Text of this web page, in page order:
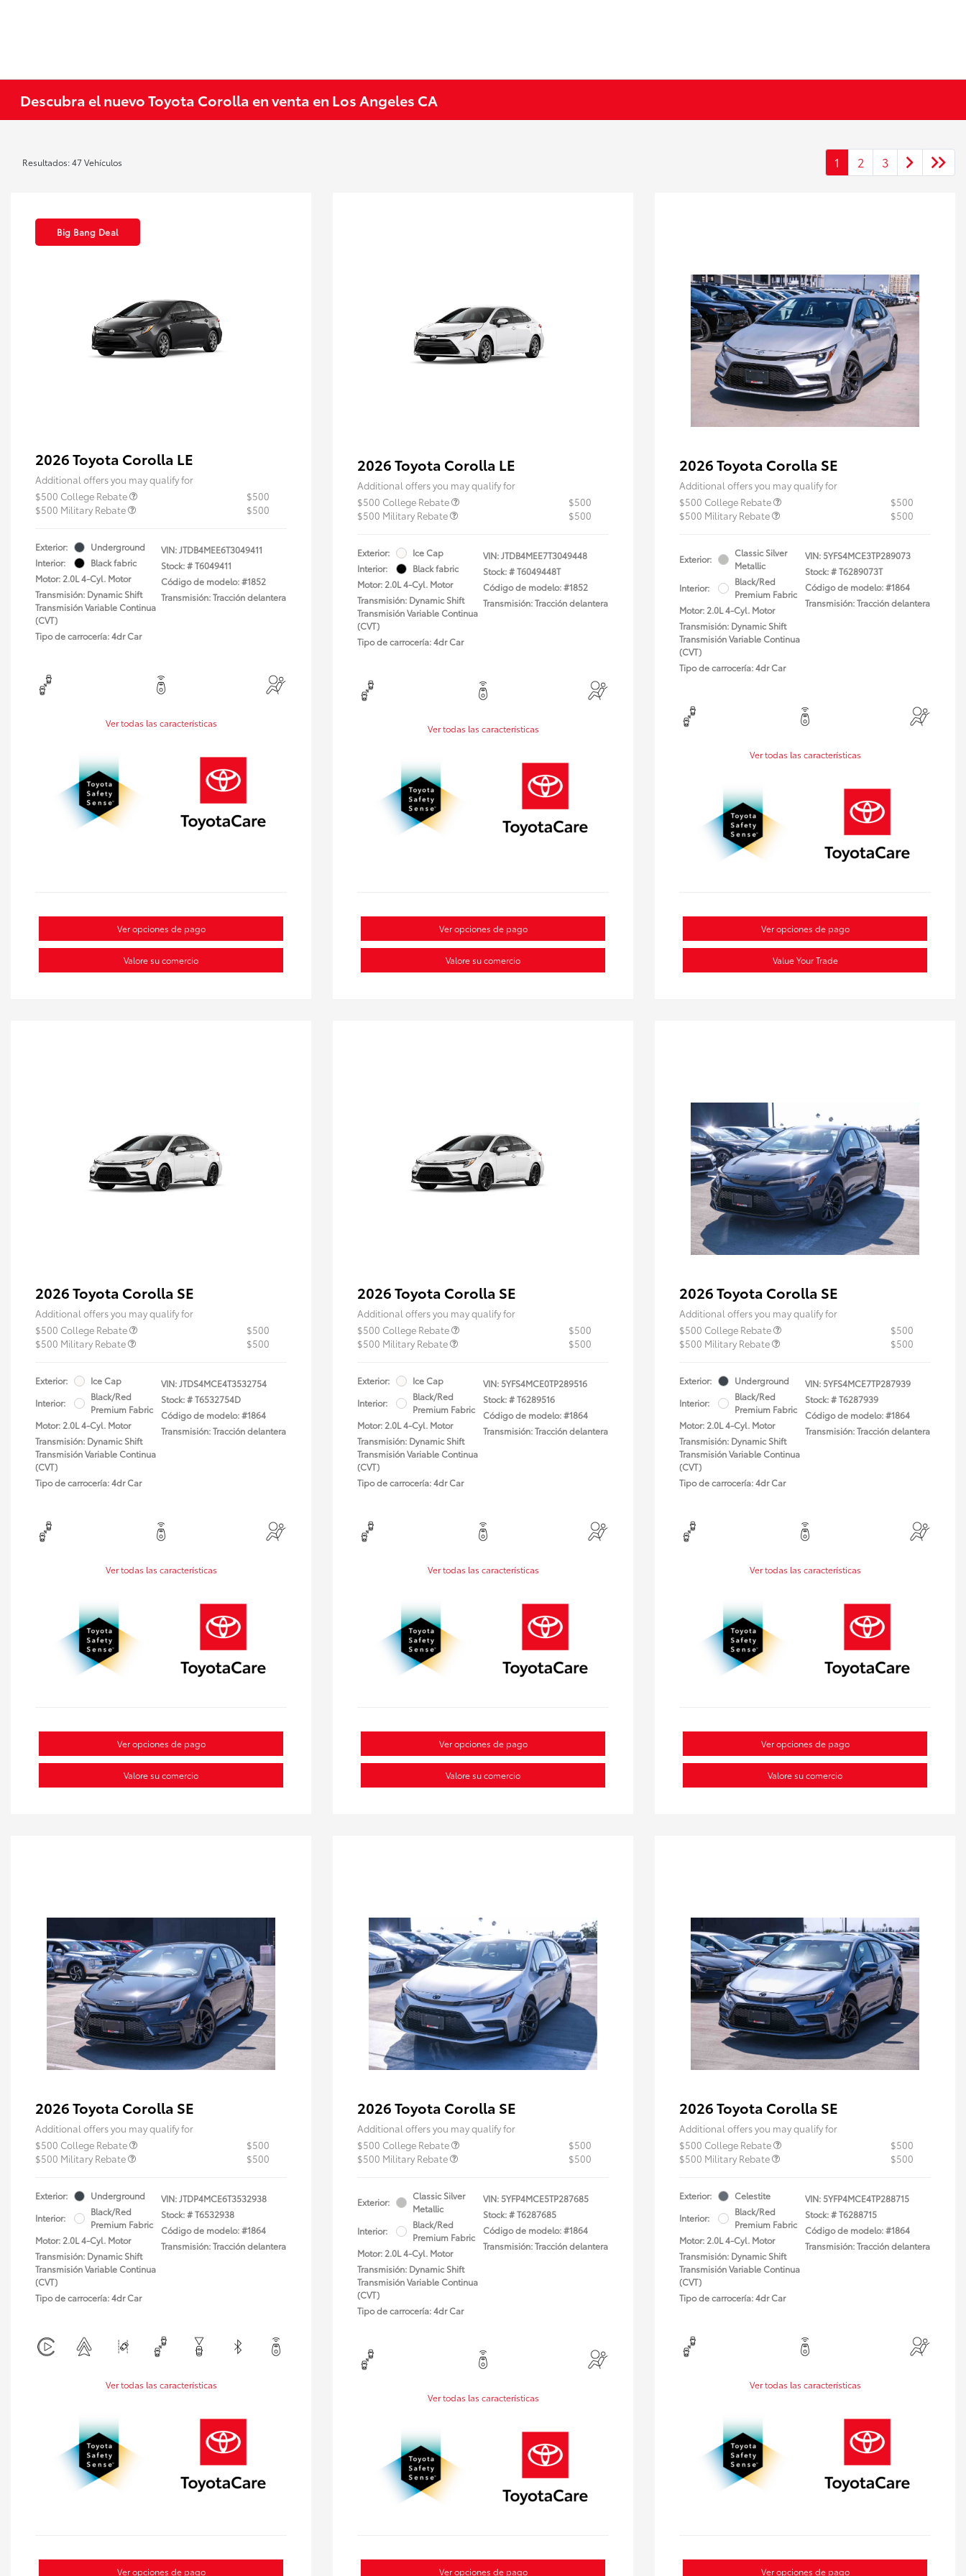
Descubra el nuevo Toyota Corolla en venta en Los Angeles CA
Resultados: 47 Vehículos 1 2 3
Big Bang Deal
2026 Toyota Corolla LE
Additional offers you may qualify for
$500 College Rebate
$500
$500 Military Rebate
$500
Exterior:
Underground
Interior:
Black fabric
Motor: 2.0L 4-Cyl. Motor
Transmisión: Dynamic Shift
Transmisión Variable Continua
(CVT)
Tipo de carrocería: 4dr Car
VIN:JTDB4MEE6T3049411
Stock: #T6049411
Código de modelo: #1852
Transmisión: Tracción delantera
Ver todas las características
Ver opciones de pago
Valore su comercio
2026 Toyota Corolla LE
Additional offers you may qualify for
$500 College Rebate
$500
$500 Military Rebate
$500
Exterior:
Ice Cap
Interior:
Black fabric
Motor: 2.0L 4-Cyl. Motor
Transmisión: Dynamic Shift
Transmisión Variable Continua
(CVT)
Tipo de carrocería: 4dr Car
VIN:JTDB4MEE7T3049448
Stock: #T6049448T
Código de modelo: #1852
Transmisión: Tracción delantera
Ver todas las características
Ver opciones de pago
Valore su comercio
2026 Toyota Corolla SE
Additional offers you may qualify for
$500 College Rebate
$500
$500 Military Rebate
$500
Exterior:
Classic Silver
Metallic
Interior:
Black/Red
Premium Fabric
Motor: 2.0L 4-Cyl. Motor
Transmisión: Dynamic Shift
Transmisión Variable Continua
(CVT)
Tipo de carrocería: 4dr Car
VIN:5YFS4MCE3TP289073
Stock: #T6289073T
Código de modelo: #1864
Transmisión: Tracción delantera
Ver todas las características
Ver opciones de pago
Value Your Trade
2026 Toyota Corolla SE
Additional offers you may qualify for
$500 College Rebate
$500
$500 Military Rebate
$500
Exterior:
Ice Cap
Interior:
Black/Red
Premium Fabric
Motor: 2.0L 4-Cyl. Motor
Transmisión: Dynamic Shift
Transmisión Variable Continua
(CVT)
Tipo de carrocería: 4dr Car
VIN:JTDS4MCE4T3532754
Stock: #T6532754D
Código de modelo: #1864
Transmisión: Tracción delantera
Ver todas las características
Ver opciones de pago
Valore su comercio
2026 Toyota Corolla SE
Additional offers you may qualify for
$500 College Rebate
$500
$500 Military Rebate
$500
Exterior:
Ice Cap
Interior:
Black/Red
Premium Fabric
Motor: 2.0L 4-Cyl. Motor
Transmisión: Dynamic Shift
Transmisión Variable Continua
(CVT)
Tipo de carrocería: 4dr Car
VIN:5YFS4MCE0TP289516
Stock: #T6289516
Código de modelo: #1864
Transmisión: Tracción delantera
Ver todas las características
Ver opciones de pago
Valore su comercio
2026 Toyota Corolla SE
Additional offers you may qualify for
$500 College Rebate
$500
$500 Military Rebate
$500
Exterior:
Underground
Interior:
Black/Red
Premium Fabric
Motor: 2.0L 4-Cyl. Motor
Transmisión: Dynamic Shift
Transmisión Variable Continua
(CVT)
Tipo de carrocería: 4dr Car
VIN:5YFS4MCE7TP287939
Stock: #T6287939
Código de modelo: #1864
Transmisión: Tracción delantera
Ver todas las características
Ver opciones de pago
Valore su comercio
2026 Toyota Corolla SE
Additional offers you may qualify for
$500 College Rebate
$500
$500 Military Rebate
$500
Exterior:
Underground
Interior:
Black/Red
Premium Fabric
Motor: 2.0L 4-Cyl. Motor
Transmisión: Dynamic Shift
Transmisión Variable Continua
(CVT)
Tipo de carrocería: 4dr Car
VIN:JTDP4MCE6T3532938
Stock: #T6532938
Código de modelo: #1864
Transmisión: Tracción delantera
Ver todas las características
Ver opciones de pago
2026 Toyota Corolla SE
Additional offers you may qualify for
$500 College Rebate
$500
$500 Military Rebate
$500
Exterior:
Classic Silver
Metallic
Interior:
Black/Red
Premium Fabric
Motor: 2.0L 4-Cyl. Motor
Transmisión: Dynamic Shift
Transmisión Variable Continua
(CVT)
Tipo de carrocería: 4dr Car
VIN:5YFP4MCE5TP287685
Stock: #T6287685
Código de modelo: #1864
Transmisión: Tracción delantera
Ver todas las características
Ver opciones de pago
2026 Toyota Corolla SE
Additional offers you may qualify for
$500 College Rebate
$500
$500 Military Rebate
$500
Exterior:
Celestite
Interior:
Black/Red
Premium Fabric
Motor: 2.0L 4-Cyl. Motor
Transmisión: Dynamic Shift
Transmisión Variable Continua
(CVT)
Tipo de carrocería: 4dr Car
VIN:5YFP4MCE4TP288715
Stock: #T6288715
Código de modelo: #1864
Transmisión: Tracción delantera
Ver todas las características
Ver opciones de pago